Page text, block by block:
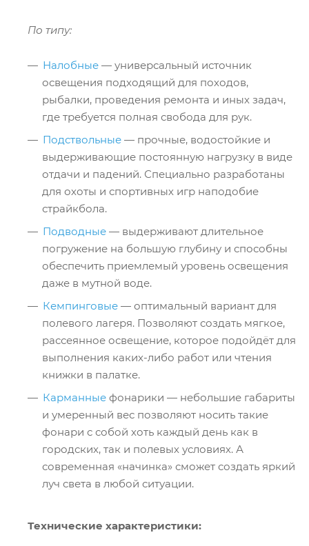
По типу:
Налобные — универсальный источник
освещения подходящий для походов,
рыбалки, проведения ремонта и иных задач,
где требуется полная свобода для рук.
Подствольные — прочные, водостойкие и
выдерживающие постоянную нагрузку в виде
отдачи и падений. Специально разработаны
для охоты и спортивных игр наподобие
страйкбола.
Подводные — выдерживают длительное
погружение на большую глубину и способны
обеспечить приемлемый уровень освещения
даже в мутной воде.
Кемпинговые — оптимальный вариант для
полевого лагеря. Позволяют создать мягкое,
рассеянное освещение, которое подойдёт для
выполнения каких-либо работ или чтения
книжки в палатке.
Карманные фонарики — небольшие габариты
и умеренный вес позволяют носить такие
фонари с собой хоть каждый день как в
городских, так и полевых условиях. А
современная «начинка» сможет создать яркий
луч света в любой ситуации.
Технические характеристики: